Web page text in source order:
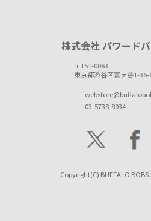
株式会社 パワード
〒151-0063
東京都渋谷区富ヶ谷1-
03-5738-8934
Copyright(C) BUFFALO BOBS